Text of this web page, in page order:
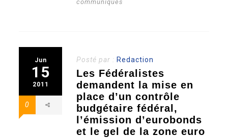
communiqués
Jun
15
2011
0
Posté par : Redaction
Les Fédéralistes
demandent la mise en
place d’un contrôle
budgétaire fédéral,
l’émission d’eurobonds
et le gel de la zone euro